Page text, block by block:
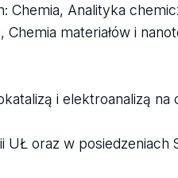
Chemia, Analityka
materiałów i
i elektroanalizą na
UŁ oraz w posiedzeniach